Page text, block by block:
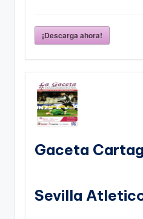
¡Descarga ahora!
Gaceta
Sevilla